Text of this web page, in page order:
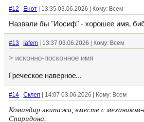
#12 Енот | 13:35 03.06.2026 | Кому: Всем
Назвали бы "Иосиф" - хорошее имя,
#13 iafem | 13:37 03.06.2026 | Кому: Всем
> исконно-посконное имя
Греческое наверное...
#14 Склеп | 14:07 03.06.2026 | Кому: Всем
Командир экипажа, вместе с
Спиридона.